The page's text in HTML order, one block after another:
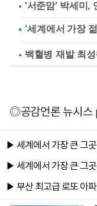
'서준맘' 박세미,
백혈병 재발 최
◎공감언론 뉴시스